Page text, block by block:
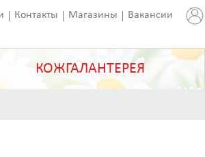
Контакты Магазины Вакансии
КОЖГАЛАНТЕРЕЯ